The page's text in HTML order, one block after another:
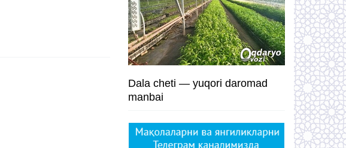
Dala cheti — yuqori daromad
manbai